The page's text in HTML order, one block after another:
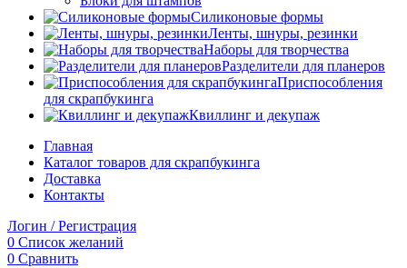
Силиконовые формы
Ленты, шнуры, резинки
Наборы для творчества
Разделители для планеров
Приспособления
для скрапбукинга
Квиллинг и декупаж
Главная
Каталог товаров для скрапбукинга
Доставка
Контакты
Логин / Регистрация
0 Список желаний
0 Сравнить